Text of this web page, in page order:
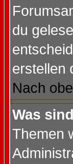
du
erstellen
Nach
Was
Themen